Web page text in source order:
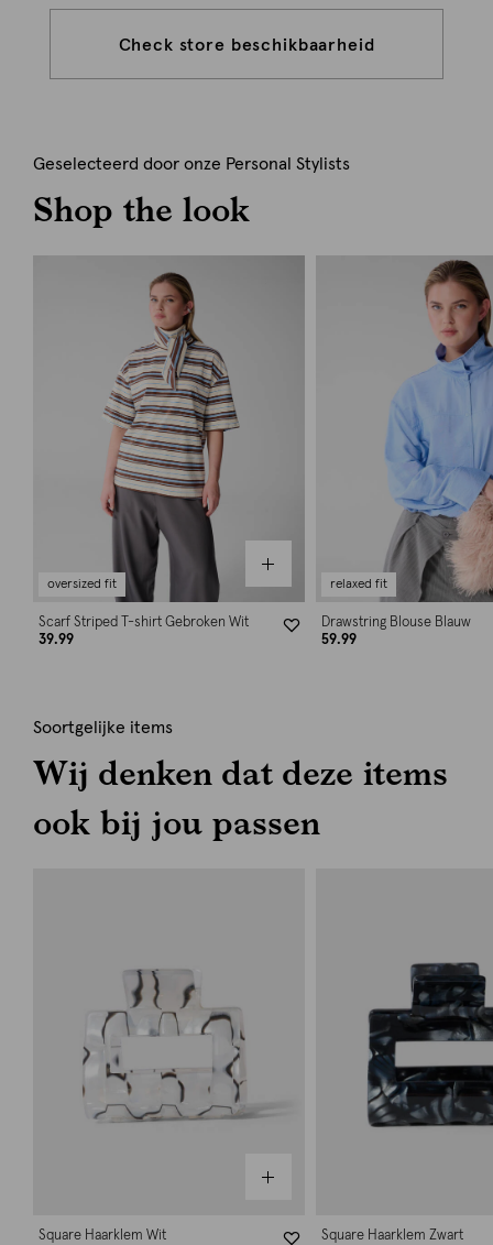
Check store beschikbaarheid
Geselecteerd door onze Personal Stylists
Shop the look
oversized fit
Scarf Striped T-shirt Gebroken Wit
39.99
relaxed fit
Drawstring Blouse Blauw
59.99
Soortgelijke items
Wij denken dat deze items
ook bij jou passen
Square Haarklem Wit
Square Haarklem Zwart